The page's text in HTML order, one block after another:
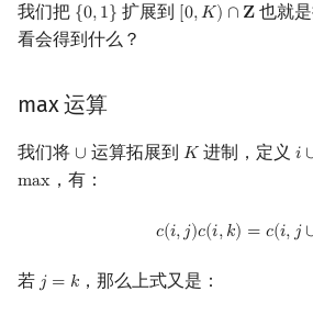
我们把 {0,1}
{0,1 } 扩展到 [0,𝐾) ∩ 𝐙
[0,K)∩ Z 也就
看会得到什么？
max 运算
我们将 ∪
∪ 运算拓展到 𝐾
K 进制，定义 𝑖
i
max
max，有：
𝑐(𝑖,𝑗)𝑐(𝑖,𝑘) = 𝑐(𝑖,𝑗
c(i,j)c i,k )=c (i,j ∪k
若 𝑗 = 𝑘
j= k ，那么上式又是：